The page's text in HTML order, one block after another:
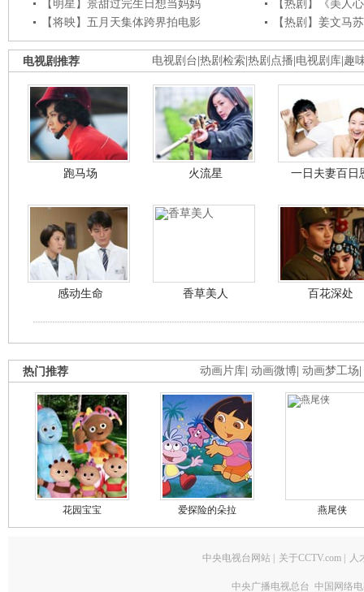
【明星】景甜过完生日想当妈妈
【热剧】《美人
【将映】五月天集体跨界拍电影
【热剧】姜文马
电视剧台 热剧检索 热剧点播 电视剧库 趣
电视剧推荐
跑马场 火流星 一日夫妻百日
感动生命 香草美人 百花深处
动画片库 动画微博 动画梦工场
热门推荐
花园宝宝 爱探险的朵拉 燕尾侠
中央电视台网站 关于CCTV.com 人
中央广播电视总台 中国网络